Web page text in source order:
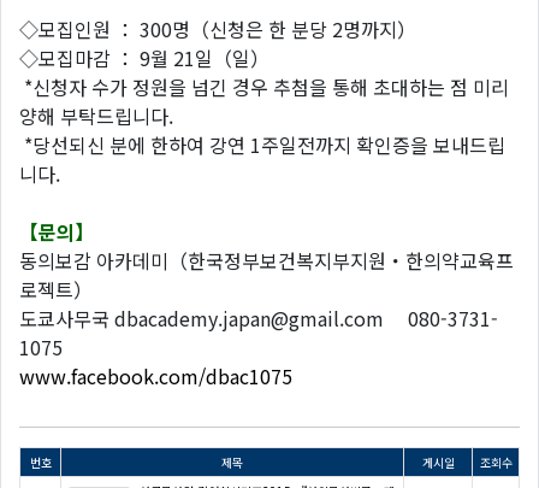
◇모집인원 ： 300명（신청은 한 분당 2명까지）
◇모집마감 ： 9월 21일（일）
*신청자 수가 정원을 넘긴 경우 추첨을 통해 초대하는 점 미리
양해 부탁드립니다.
*당선되신 분에 한하여 강연 1주일전까지 확인증을 보내드립
니다.
【문의】
동의보감 아카데미（한국정부보건복지부지원・한의약교육프
로젝트）
도쿄사무국 dbacademy.japan@gmail.com 080-3731-
1075
www.facebook.com/dbac1075
번호 제목 게시일 조회수